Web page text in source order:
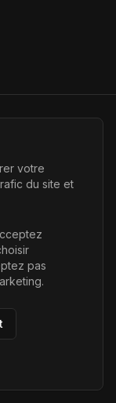
vous aidant à
votre
du site et
pas